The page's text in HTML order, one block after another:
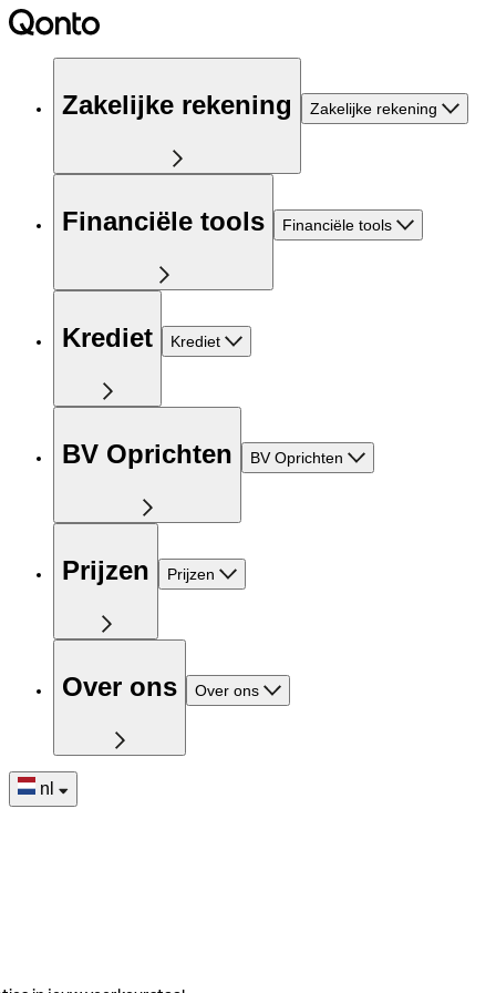
Zakelijke rekening Zakelijke rekening
Financiële tools Financiële tools
Krediet Krediet
BV Oprichten BV Oprichten
Prijzen Prijzen
Over ons Over ons
nl